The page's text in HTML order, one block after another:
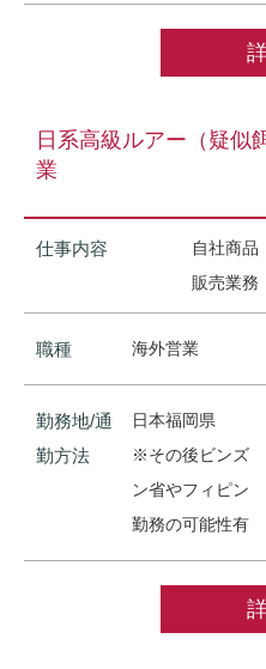
日系高級ルアー（疑似
業
仕事内容
自社商
販売業務
職種 海外営業
勤務地/通
勤方法
日本福岡県
※その後ビンズ
ン省やフィピン
勤務の可能性有